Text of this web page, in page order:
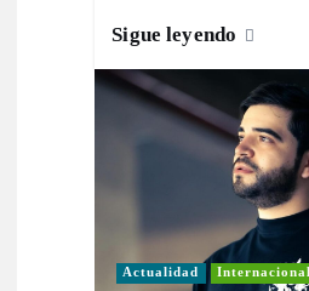
Sigue leyendo
Actualidad Internacional